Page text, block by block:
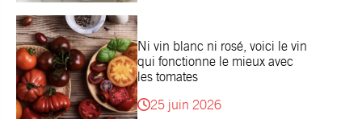
Ni vin blanc ni rosé, voici le vin
qui fonctionne le mieux avec
les tomates
25 juin 2026